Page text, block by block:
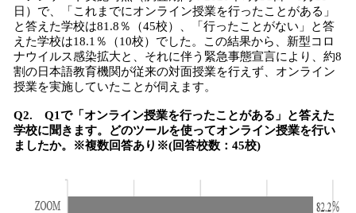
日）で、「これまでにオンライン授業を行ったことがある」
と答えた学校は81.8％（45校）、「行ったことがない」と答
えた学校は18.1％（10校）でした。この結果から、新型コロ
ナウイルス感染拡大と、それに伴う緊急事態宣言により、約8
割の日本語教育機関が従来の対面授業を行えず、オンライン
授業を実施していたことが伺えます。
Q2. Q1で「オンライン授業を行ったことがある」と答えた
学校に聞きます。どのツールを使ってオンライン授業を行い
ましたか。※複数回答あり※(回答校数：45校)